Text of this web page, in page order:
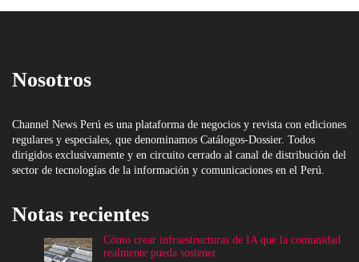
Nosotros
Channel News Perú es una plataforma de negocios y revista con ediciones
regulares y especiales, que denominamos Catálogos-Dossier. Todos
dirigidos exclusivamente y en circuito cerrado al canal de distribución del
sector de tecnologías de la información y comunicaciones en el Perú.
Notas recientes
Cómo crear infraestructuras de IA que la comunidad
realmente pueda sostener